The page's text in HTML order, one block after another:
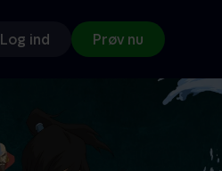
Log ind Prøv nu